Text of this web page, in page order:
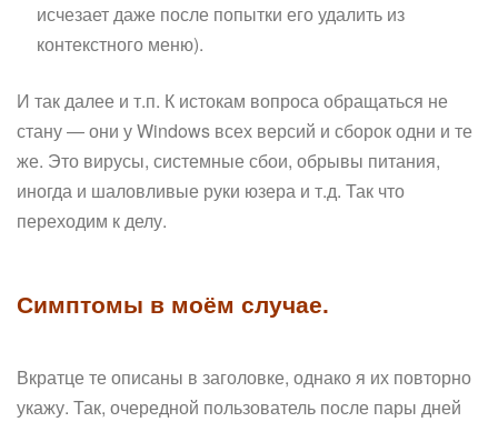
исчезает даже после попытки его удалить из
контекстного меню).
И так далее и т.п. К истокам вопроса обращаться не
стану — они у Windows всех версий и сборок одни и те
же. Это вирусы, системные сбои, обрывы питания,
иногда и шаловливые руки юзера и т.д. Так что
переходим к делу.
Симптомы в моём случае.
Вкратце те описаны в заголовке, однако я их повторно
укажу. Так, очередной пользователь после пары дней